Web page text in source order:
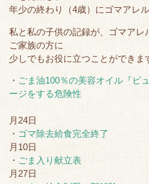
t
e
r
e
o
o
k
t
a
年少の終わり（4歳）にゴマアレ
私と私の子供の記録が、ゴマアレ
ご家族の方に
少しでもお役に立つことができま
・ ごま油100％の美容オイル『ピ
ージをする危険性
月24日
・ ゴマ除去給食完全終了
月10日
・ ごま入り献立表
月27日